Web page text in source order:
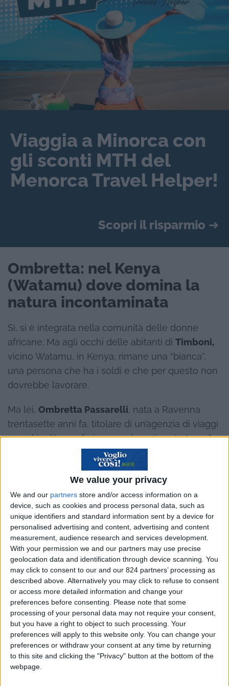
We value your privacy
We and our partners store and/or access information on a
device, such as cookies and process personal data, such as
unique identifiers and standard information sent by a device for
personalised advertising and content, advertising and content
measurement, audience research and services development.
With your permission we and our partners may use precise
geolocation data and identification through device scanning. You
may click to consent to our and our 824 partners’ processing as
described above. Alternatively you may click to refuse to consent
or access more detailed information and change your
preferences before consenting.
Please note that some
processing of your personal data may not require your consent,
but you have a right to object to such processing. Your
preferences will apply to this website only. You can change your
preferences or withdraw your consent at any time by returning
to this site and clicking the "Privacy" button at the bottom of the
webpage.
Viaggia a Minorca con
gli sconti MTH del
Menorca Travel Helper!
Scopri il risparmio ➔
Ombretta: nel Kenya
(Watamu) dove domina la
natura incontaminata
Sì, si è integrata nella comunità delle donne
africane. Ma agli occhi delle abitanti di Timboni,
vicino Watamu, in Kenya, rimane una “bianca”,
una persona che ha i soldi e che per questo non
dovrebbe lavorare.
Ma lei, Ombretta Passarelli, nata a Ravenna
trentasette anni fa, titolare di un’agenzia di viaggi
www.kivulitoursafari.com, nel continente “nero”
riesce a farsi amare e rispettare.
Tanto che dice: “Dell’Italia sento solo la
mancanza di mia madre. Ma forse, e spero, un
giorno non sentirò neanche quella, poiché ci
stiamo attivando per avere il suo trasferimento
qui, in Africa, dove è nato il mio primo figlio”.